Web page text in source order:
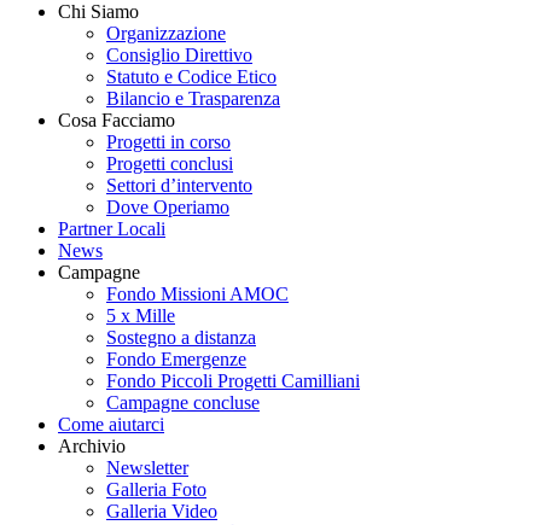
Chi Siamo
Organizzazione
Consiglio Direttivo
Statuto e Codice Etico
Bilancio e Trasparenza
Cosa Facciamo
Progetti in corso
Progetti conclusi
Settori d’intervento
Dove Operiamo
Partner Locali
News
Campagne
Fondo Missioni AMOC
5 x Mille
Sostegno a distanza
Fondo Emergenze
Fondo Piccoli Progetti Camilliani
Campagne concluse
Come aiutarci
Archivio
Newsletter
Galleria Foto
Galleria Video